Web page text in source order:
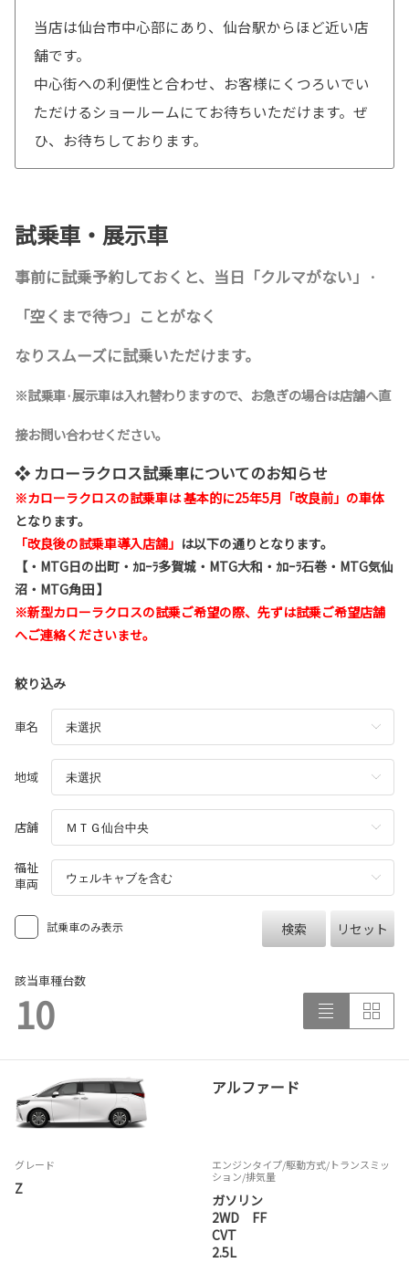
当店は仙台市中心部にあり、仙台駅からほど近い店
舗です。
中心街への利便性と合わせ、お客様にくつろいでい
ただけるショールームにてお待ちいただけます。ぜ
ひ、お待ちしております。
試乗車・展示車
事前に試乗予約しておくと、当日「クルマがない」·
「空くまで待つ」ことがなく
なりスムーズに試乗いただけます。
※試乗車·展示車は入れ替わりますので、お急ぎの場合は店舗へ直
接お問い合わせください。
❖ カローラクロス試乗車についてのお知らせ
※カローラクロスの試乗車は 基本的に25年5月「改良前」の車体
となります。
「改良後の試乗車導入店舗」 は以下の通りとなります。
【・MTG日の出町・ｶﾛｰﾗ多賀城・MTG大和・ｶﾛｰﾗ石巻・MTG気仙
沼・MTG角田 】
※新型カローラクロスの試乗ご希望の際、先ずは試乗ご希望店舗
へご連絡くださいませ。
絞り込み
車名
地域
店舗
福祉
車両
試乗車のみ表示 検索 リセット
該当車種台数
10
アルファード
グレード
Z
エンジンタイプ/駆動方式/トランスミッ
ション/排気量
ガソリン
2WD FF
CVT
2.5L